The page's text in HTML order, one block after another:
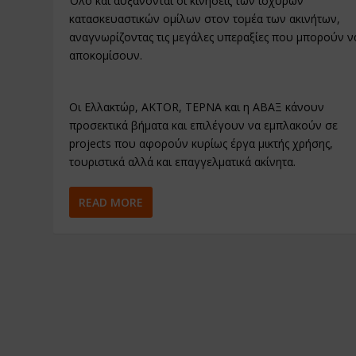
κατασκευαστικών ομίλων στον τομέα των ακινήτων,
αναγνωρίζοντας τις μεγάλες υπεραξίες που μπορούν
αποκομίσουν.
Οι Ελλακτώρ, ΑKTOR, ΤΕΡΝΑ και η ΑΒΑΞ κάνουν
προσεκτικά βήματα και επιλέγουν να εμπλακούν σε
projects που αφορούν κυρίως έργα μικτής χρήσης,
τουριστικά αλλά και επαγγελματικά ακίνητα.
READ MORE